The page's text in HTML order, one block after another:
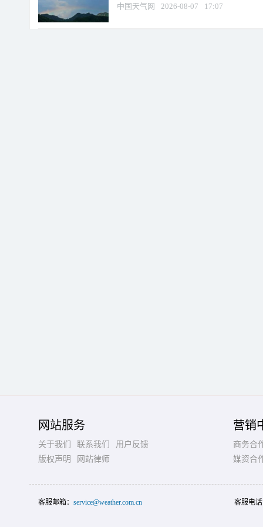
中国天气网 2026-08-07 17:07
网站服务
关于我们 联系我们
用户反馈
版权声明
网站律师
营销
商务合
媒资合
客服邮箱： service@weather.com.cn 客服电